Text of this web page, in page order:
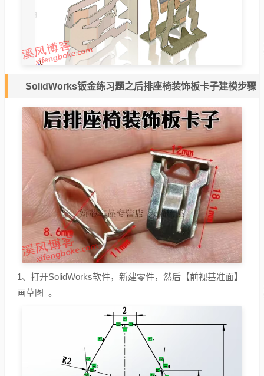
SolidWorks钣金练习题之后排座椅装饰板卡子建模步骤
1、打开SolidWorks软件，新建零件，然后【前视基准面】
画草图 。